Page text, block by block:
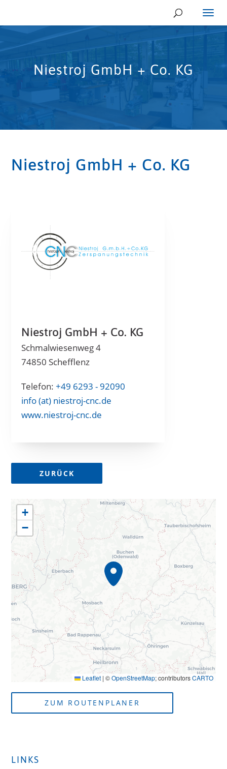
Niestroj GmbH + Co. KG
Niestroj GmbH + Co. KG
Niestroj GmbH + Co. KG
Schmalwiesenweg 4
74850 Schefflenz
Telefon:+49 6293 - 92090
info (at) niestroj-cnc.de
www.niestroj-cnc.de
ZURÜCK
+
−
Leaflet | ©OpenStreetMap; contributorsCARTO
ZUM ROUTENPLANER
LINKS